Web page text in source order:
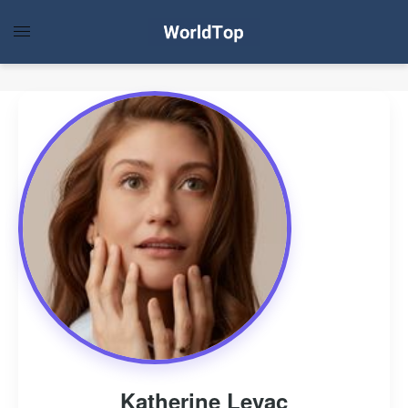
Katherine Levac